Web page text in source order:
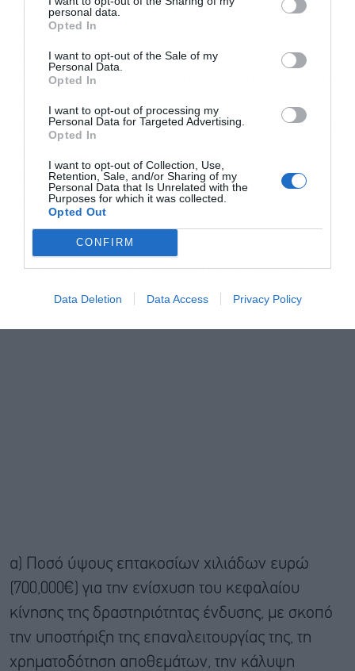
personal data.
Opted In
I want to opt-out of the Sale of my
Personal Data.
Opted In
I want to opt-out of processing my
Personal Data for Targeted Advertising.
Opted In
I want to opt-out of Collection, Use,
Retention, Sale, and/or Sharing of my
Personal Data that Is Unrelated with the
Purposes for which it was collected.
Opted Out
CONFIRM
Data Deletion Data Access Privacy Policy
τουριστικά καταλύματα κλπ.), με σκοπό τη
δημιουργία υπεραξιών και σταθερών
μακροπρόθεσμων εσόδων, καθώς η ενίσχυση
της κεφαλαιακής βάσης κατά το ποσό των τριών
εκατομμύριων ευρώ (3.000.000€) θα
λειτουργήσει ως πολλαπλασιαστής, επιτρέποντας
παραγωγική δραστηριότητα της , γεγονός το
οποίο δεν ήταν εφικτό με τα σημερινά
οικονομικά δεδομένα.
Πιο συγκεκριμένα, η Εταιρεία σκοπεύει να
χρησιμοποιήσει το σύνολο των αντληθέντων
α) Ποσό ύψους επτακοσίων χιλιάδων ευρώ
(700,000€) για την ενίσχυση του κεφαλαίου
κίνησης της δραστηριότητας ένδυσης, με σκοπό
την υποστήριξη της επαναλειτουργίας της, τη
χρηματοδότηση αποθεμάτων, την κάλυψη
και την πολιτική απορρήτου